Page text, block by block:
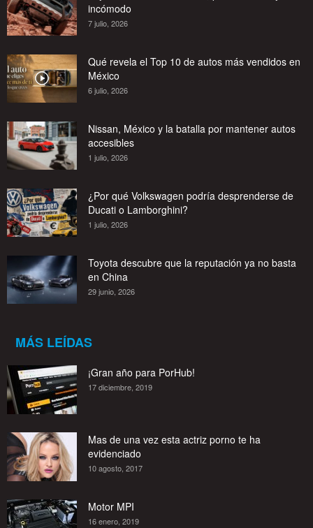
incómodo
7 julio, 2026
Qué revela el Top 10 de autos más vendidos en
México
6 julio, 2026
Nissan, México y la batalla por mantener autos
accesibles
1 julio, 2026
¿Por qué Volkswagen podría desprenderse de
Ducati o Lamborghini?
1 julio, 2026
Toyota descubre que la reputación ya no basta
en China
29 junio, 2026
MÁS LEÍDAS
¡Gran año para PorHub!
17 diciembre, 2019
Mas de una vez esta actriz porno te ha
evidenciado
10 agosto, 2017
Motor MPI
16 enero, 2019